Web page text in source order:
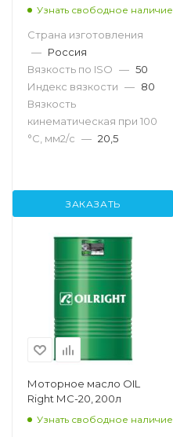
Узнать свободное наличие
Страна изготовления
— Россия
Вязкость по ISO — 50
Индекс вязкости — 80
Вязкость
кинематическая при 100
°С, мм2/с — 20,5
ЗАКАЗАТЬ
Моторное масло OIL
Right МС-20, 200л
Узнать свободное наличие